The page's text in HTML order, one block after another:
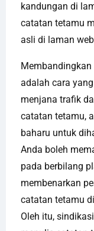
kandungan di
catatan tetamu
asli di laman
adalah cara
menjana trafik
catatan tetamu,
baharu untuk
Anda boleh
pada berbilang
membenarkan
catatan tetamu
Oleh itu,